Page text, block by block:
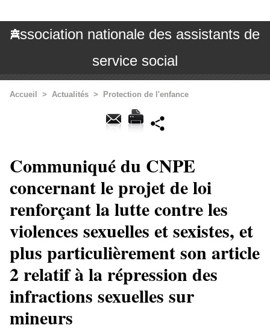
Association nationale des assistants de
service social
Accueil > Actualités > Protection de l'enfance
Communiqué du CNPE
concernant le projet de loi
renforçant la lutte contre les
violences sexuelles et sexistes, et
plus particulièrement son article
2 relatif à la répression des
infractions sexuelles sur
mineurs